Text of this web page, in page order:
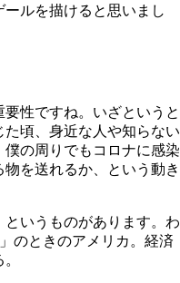
ルを描けると思いまし
性ですね。いざというと
頃、身近な人や知らない
の周りでもコロナに感染
を送れるか、という動き
いうものがあります。わ
のときのアメリカ。経済